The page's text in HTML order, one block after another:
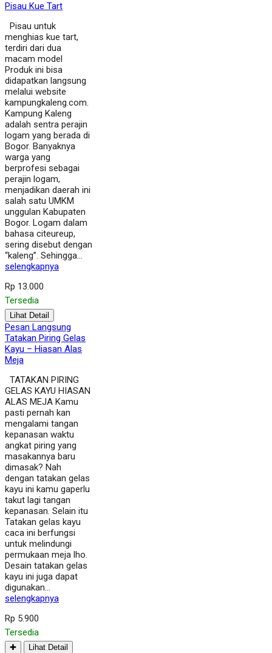
Pisau Kue Tart
Pisau untuk
menghias kue tart,
terdiri dari dua
macam model
Produk ini bisa
didapatkan langsung
melalui website
kampungkaleng.com.
Kampung Kaleng
adalah sentra perajin
logam yang berada di
Bogor. Banyaknya
warga yang
berprofesi sebagai
perajin logam,
menjadikan daerah ini
salah satu UMKM
unggulan Kabupaten
Bogor. Logam dalam
bahasa citeureup,
sering disebut dengan
“kaleng”. Sehingga…
selengkapnya
Rp 13.000
Tersedia
Lihat Detail
Pesan Langsung
Tatakan Piring Gelas
Kayu – Hiasan Alas
Meja
TATAKAN PIRING
GELAS KAYU HIASAN
ALAS MEJA Kamu
pasti pernah kan
mengalami tangan
kepanasan waktu
angkat piring yang
masakannya baru
dimasak? Nah
dengan tatakan gelas
kayu ini kamu gaperlu
takut lagi tangan
kepanasan. Selain itu
Tatakan gelas kayu
caca ini berfungsi
untuk melindungi
permukaan meja lho.
Desain tatakan gelas
kayu ini juga dapat
digunakan…
selengkapnya
Rp 5.900
Tersedia
✚ Lihat Detail